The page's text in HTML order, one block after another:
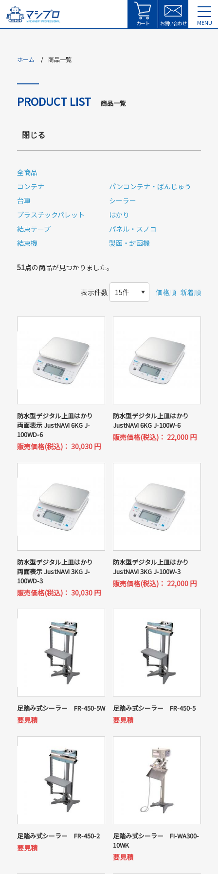
MENU
カート お問い合わせ
ホーム 商品一覧
PRODUCT LIST 商品一覧
閉じる
全商品
コンテナ
パンコンテナ・ばんじゅう
台車
シーラー
プラスチックパレット
はかり
結束テープ
パネル・スノコ
結束機
製函・封函機
51点の商品が見つかりました。
表示件数 価格順 新着順
防水型デジタル上皿はかり
両面表示 JustNAVI 6KG J-
100WD-6
販売価格(税込)： 30,030円
防水型デジタル上皿はかり
JustNAVI 6KG J-100W-6
販売価格(税込)： 22,000円
防水型デジタル上皿はかり
両面表示 JustNAVI 3KG J-
100WD-3
販売価格(税込)： 30,030円
防水型デジタル上皿はかり
JustNAVI 3KG J-100W-3
販売価格(税込)： 22,000円
足踏み式シーラー FR-450-5W
要見積
足踏み式シーラー FR-450-5
要見積
足踏み式シーラー FR-450-2
要見積
足踏み式シーラー FI-WA300-
10WK
要見積